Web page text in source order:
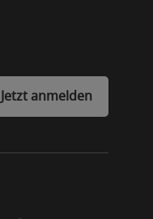
Jetzt anmelden